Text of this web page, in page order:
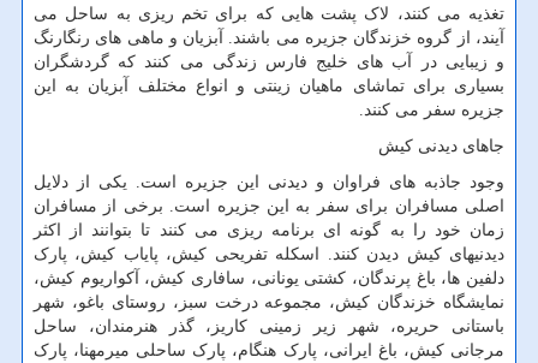
تغذیه می کنند، لاک پشت هایی که برای تخم ریزی به ساحل می
آیند، از گروه خزندگان جزیره می باشند. آبزیان و ماهی های رنگارنگ
و زیبایی در آب های خلیج فارس زندگی می کنند که گردشگران
بسیاری برای تماشای ماهیان زینتی و انواع مختلف آبزیان به این
جزیره سفر می کنند.
جاهای دیدنی کیش
وجود جاذبه های فراوان و دیدنی این جزیره است. یکی از دلایل
اصلی مسافران برای سفر به این جزیره است. برخی از مسافران
زمان خود را به گونه ای برنامه ریزی می کنند تا بتوانند از اکثر
دیدنیهای کیش دیدن کنند. اسکله تفریحی کیش، پایاب کیش، پارک
دلفین ها، باغ پرندگان، کشتی یونانی، سافاری کیش، آکواریوم کیش،
نمایشگاه خزندگان کیش، مجموعه درخت سبز، روستای باغو، شهر
باستانی حریره، شهر زیر زمینی کاریز، گذر هنرمندان، ساحل
مرجانی کیش، باغ ایرانی، پارک هنگام، پارک ساحلی میرمهنا، پارک